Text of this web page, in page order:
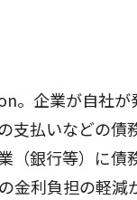
。企業が自社が
支払いなどの債
（銀行等）に
金利負担の軽減